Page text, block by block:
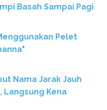
Basah Sampai Pagi
Pelet
Nama Jarak Jauh
Langsung Kena